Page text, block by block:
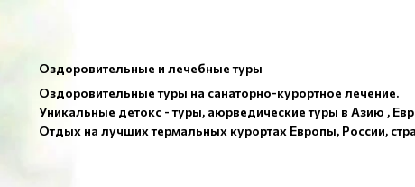
Оздоровительные и лечебные туры
Оздоровительные туры на санаторно-курортное лечение.
Уникальные детокс - туры, аюрведические туры в Азию ,
Отдых на лучших термальных курортах Европы, России,